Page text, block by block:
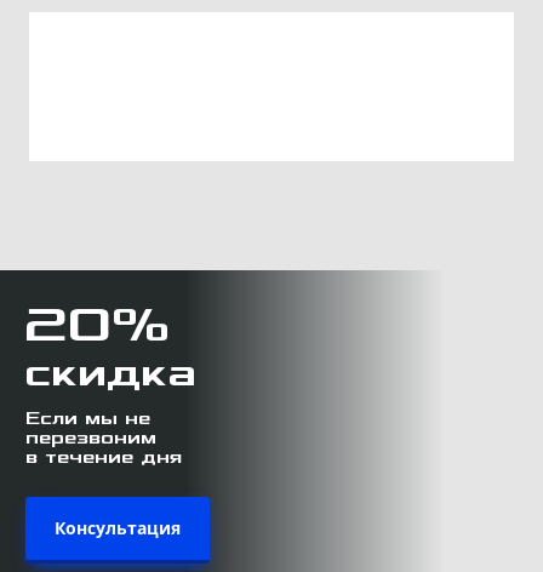
20%
скидка
Если мы не
перезвоним
в течение дня
Консультация